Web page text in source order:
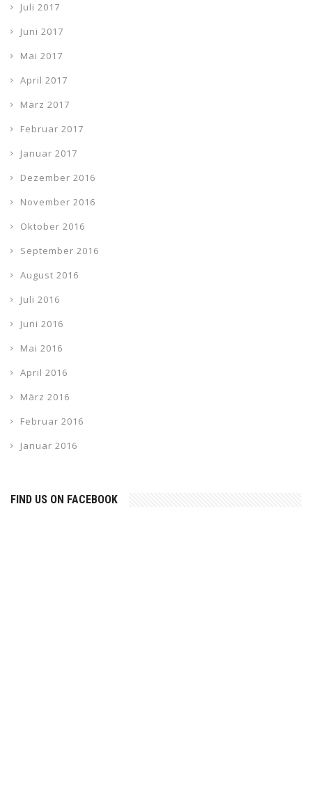
Juli 2017
Juni 2017
Mai 2017
April 2017
März 2017
Februar 2017
Januar 2017
Dezember 2016
November 2016
Oktober 2016
September 2016
August 2016
Juli 2016
Juni 2016
Mai 2016
April 2016
März 2016
Februar 2016
Januar 2016
FIND US ON FACEBOOK